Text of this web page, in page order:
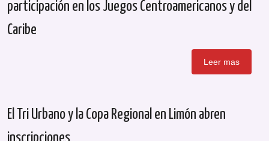
participación en los Juegos Centroamericanos y del
Caribe
Leer mas
El Tri Urbano y la Copa Regional en Limón abren
inscripciones